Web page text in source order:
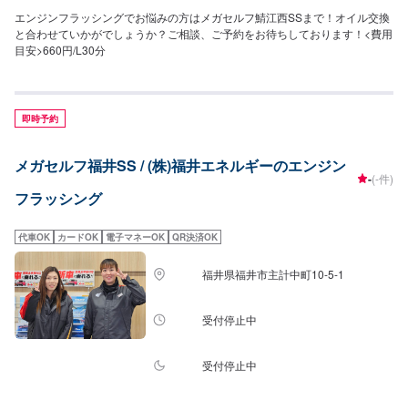
エンジンフラッシングでお悩みの方はメガセルフ鯖江西SSまで！オイル交換
と合わせていかがでしょうか？ご相談、ご予約をお待ちしております！<費用
目安>660円/L30分
即時予約
メガセルフ福井SS / (株)福井エネルギーのエンジン
フラッシング
-(-件)
代車OK カードOK 電子マネーOK QR決済OK
福井県福井市主計中町10-5-1
受付停止中
受付停止中